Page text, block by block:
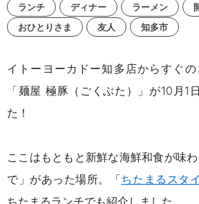
ランチ ディナー ラーメン
おひとりさま
友人 知多市
イトーヨーカドー知多店からすぐ
「麺屋 極豚（ごくぶた）」が10月1
た！
ここはもともと新鮮な海鮮和食が味
で」があった場所。「ちたまるスタ
ちたまるランチでも紹介しました。